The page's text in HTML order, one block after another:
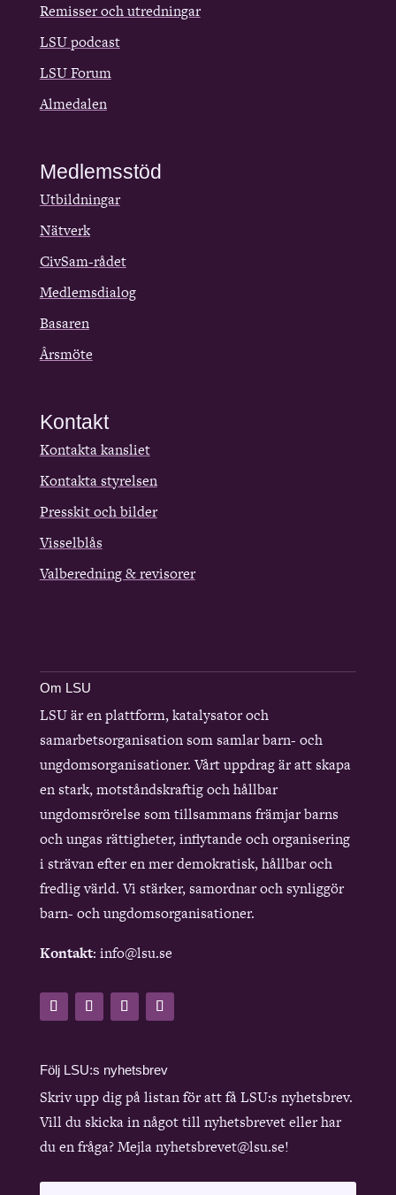
Remisser och utredningar
LSU podcast
LSU Forum
Almedalen
Medlemsstöd
Utbildningar
Nätverk
CivSam-rådet
Medlemsdialog
Basaren
Årsmöte
Kontakt
Kontakta kansliet
Kontakta styrelsen
Presskit och bilder
Visselblås
Valberedning & revisorer
Om LSU
LSU är en plattform, katalysator och
samarbetsorganisation som samlar barn- och
ungdomsorganisationer. Vårt uppdrag är att skapa
en stark, motståndskraftig och hållbar
ungdomsrörelse som tillsammans främjar barns
och ungas rättigheter, inflytande och organisering
i strävan efter en mer demokratisk, hållbar och
fredlig värld. Vi stärker, samordnar och synliggör
barn- och ungdomsorganisationer.
Kontakt: info@lsu.se
Följ LSU:s nyhetsbrev
Skriv upp dig på listan för att få LSU:s nyhetsbrev.
Vill du skicka in något till nyhetsbrevet eller har
du en fråga? Mejla nyhetsbrevet@lsu.se!